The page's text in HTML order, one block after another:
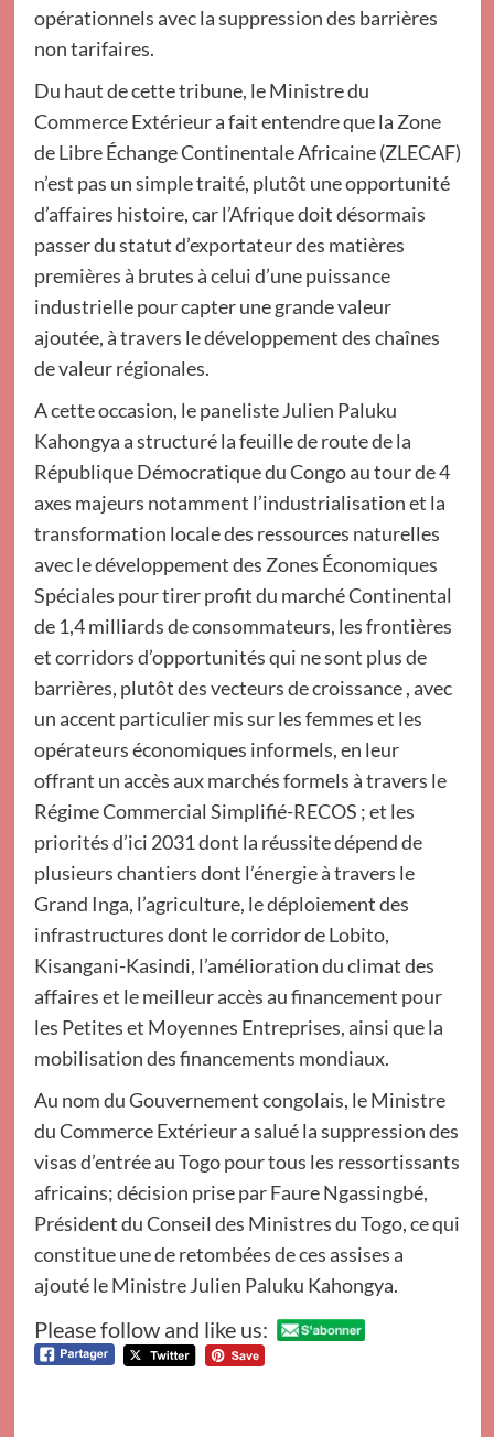
opérationnels avec la suppression des barrières
non tarifaires.
Du haut de cette tribune, le Ministre du
Commerce Extérieur a fait entendre que la Zone
de Libre Échange Continentale Africaine (ZLECAF)
n’est pas un simple traité, plutôt une opportunité
d’affaires histoire, car l’Afrique doit désormais
passer du statut d’exportateur des matières
premières à brutes à celui d’une puissance
industrielle pour capter une grande valeur
ajoutée, à travers le développement des chaînes
de valeur régionales.
A cette occasion, le paneliste Julien Paluku
Kahongya a structuré la feuille de route de la
République Démocratique du Congo au tour de 4
axes majeurs notamment l’industrialisation et la
transformation locale des ressources naturelles
avec le développement des Zones Économiques
Spéciales pour tirer profit du marché Continental
de 1,4 milliards de consommateurs, les frontières
et corridors d’opportunités qui ne sont plus de
barrières, plutôt des vecteurs de croissance , avec
un accent particulier mis sur les femmes et les
opérateurs économiques informels, en leur
offrant un accès aux marchés formels à travers le
Régime Commercial Simplifié-RECOS ; et les
priorités d’ici 2031 dont la réussite dépend de
plusieurs chantiers dont l’énergie à travers le
Grand Inga, l’agriculture, le déploiement des
infrastructures dont le corridor de Lobito,
Kisangani-Kasindi, l’amélioration du climat des
affaires et le meilleur accès au financement pour
les Petites et Moyennes Entreprises, ainsi que la
mobilisation des financements mondiaux.
Au nom du Gouvernement congolais, le Ministre
du Commerce Extérieur a salué la suppression des
visas d’entrée au Togo pour tous les ressortissants
africains; décision prise par Faure Ngassingbé,
Président du Conseil des Ministres du Togo, ce qui
constitue une de retombées de ces assises a
ajouté le Ministre Julien Paluku Kahongya.
Please follow and like us: